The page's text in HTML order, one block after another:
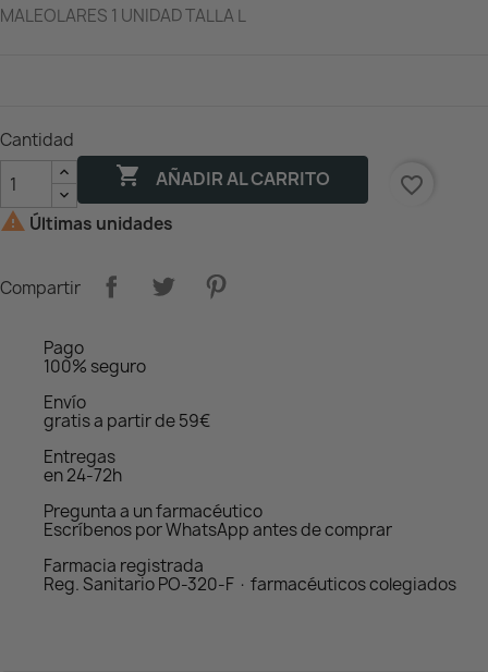
MALEOLARES 1 UNIDAD TALLA L
Cantidad
 AÑADIR AL CARRITO
favorite_border
 Últimas unidades
Compartir
Pago
100% seguro
Envío
gratis a partir de 59€
Entregas
en 24-72h
Pregunta a un farmacéutico
Escríbenos por WhatsApp antes de comprar
Farmacia registrada
Reg. Sanitario PO-320-F · farmacéuticos colegiados